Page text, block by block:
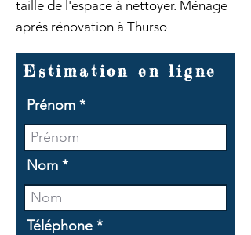
taille de l'espace à nettoyer. Ménage
aprés rénovation à Thurso
Estimation en ligne
Prénom
Nom
Téléphone